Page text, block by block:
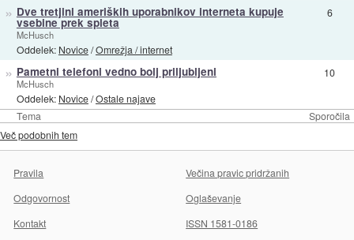
Tema Sporočila
» Dve tretjini ameriških uporabnikov interneta kupuje
vsebine prek spleta
McHusch
Oddelek: Novice/Omrežja / internet
6
» Pametni telefoni vedno bolj priljubljeni
McHusch
Oddelek: Novice/Ostale najave
10
Več podobnih tem
Pravila
Večina pravic pridržanih
Odgovornost
Oglaševanje
Kontakt
ISSN 1581-0186